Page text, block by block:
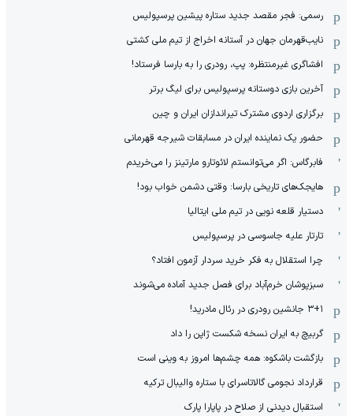
رسمی: فجر مقصد جدید ستاره پیشین پرسپولیس
نایب‌قهرمان جهان در آستانه اخراج از تیم ملی کشتی
افشاگری غیرمنتظره: پپ، رودری را به بارسا فرستاد!
آخرین بازی دوستانه پرسپولیس برای لیگ برتر
برگزاری اردوی مشترک تیراندازان ایران و چین
حضور یک نماینده ایران در مسابقات شیرجه قهرمانی
فابرگاس: اگر می‌توانستم لائوتارو مارتینز را می‌خریدم
هایجک‌های تاریخی بارسا: وقتی دشمن خواب بود!
دستیار قلعه نویی در تیم ملی ایتالیا
تارتار علیه جاسوسی در پرسپولیس
چرا استقلال به فکر خرید سردار آزمون افتاد؟
سبزپوشان خرم‌آباد برای فصل جدید آماده می‌شوند
۳+۱ جانشین رودری در رئال مادرید!
گربیچ به ایران نسخه شکست ژاپن را داد
بازگشت باشکوه: همه چشم‌ها امروز به وینی است
قرارداد نجومی گالاتاسرای با ستاره والیبال ترکیه
استقبال دیدنی از صلاح در پاپارا پارک